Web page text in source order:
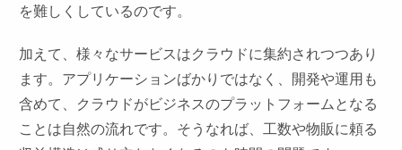
を難しくしているのです。
加えて、様々なサービスはクラウドに集約されつつあり
ます。アプリケーションばかりではなく、開発や運用も
含めて、クラウドがビジネスのプラットフォームとなる
ことは自然の流れです。そうなれば、工数や物販に頼る